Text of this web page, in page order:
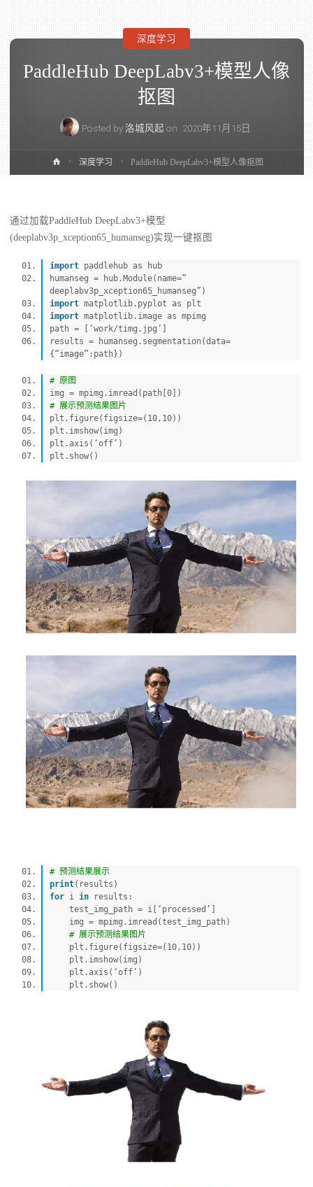
PaddleHub DeepLabv3+模型人像
抠图
Posted by 洛城风起 on 2020年11月15日
深度学习
深度学习 PaddleHub DeepLabv3+模型人像抠图
通过加载PaddleHub DeepLabv3+模型
(deeplabv3p_xception65_humanseg)实现一键抠图
importpaddlehub as hub
humanseg = hub.Module(name=”
deeplabv3p_xception65_humanseg”)
importmatplotlib.pyplot as plt
importmatplotlib.image as mpimg
path = [‘work/timg.jpg’]
results = humanseg.segmentation(data=
{“image”:path})
# 原图
img = mpimg.imread(path[0])
# 展示预测结果图片
plt.figure(figsize=(10,10))
plt.imshow(img)
plt.axis(‘off’)
plt.show()
# 预测结果展示
print(results)
fori inresults:
test_img_path = i[‘processed’]
img = mpimg.imread(test_img_path)
# 展示预测结果图片
plt.figure(figsize=(10,10))
plt.imshow(img)
plt.axis(‘off’)
plt.show()